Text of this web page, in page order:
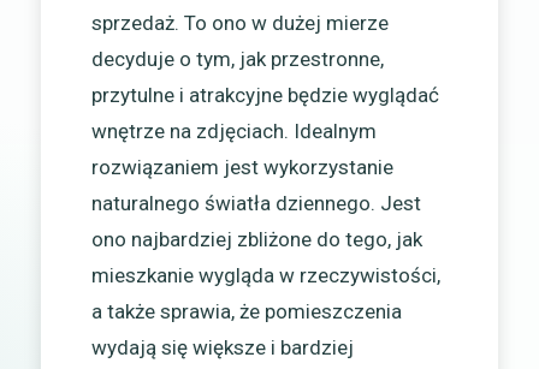
sprzedaż. To ono w dużej mierze
decyduje o tym, jak przestronne,
przytulne i atrakcyjne będzie wyglądać
wnętrze na zdjęciach. Idealnym
rozwiązaniem jest wykorzystanie
naturalnego światła dziennego. Jest
ono najbardziej zbliżone do tego, jak
mieszkanie wygląda w rzeczywistości,
a także sprawia, że pomieszczenia
wydają się większe i bardziej